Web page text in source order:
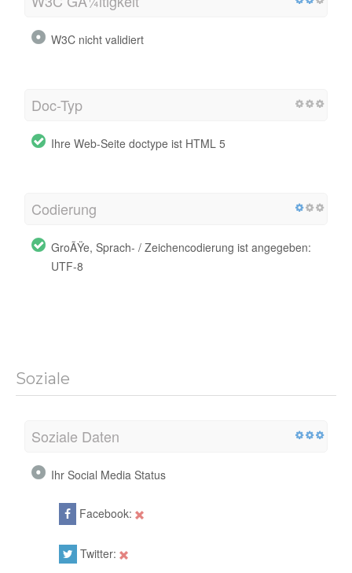
W3C nicht validiert
Doc-Typ
Ihre Web-Seite doctype ist HTML 5
Codierung
GroÃŸe, Sprach- / Zeichencodierung ist angegeben:
UTF-8
Soziale
Soziale Daten
Ihr Social Media Status
Facebook:
Twitter: